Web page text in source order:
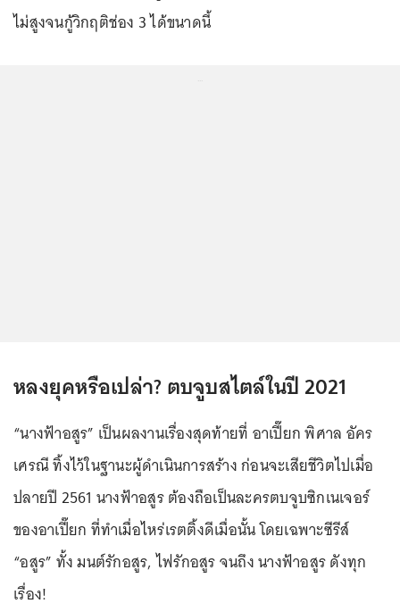
ไม่สูงจนกู้วิกฤติช่อง 3 ได้ขนาดนี้
หลงยุคหรือเปล่า? ตบจูบสไตล์ในปี 2021
“นางฟ้าอสูร” เป็นผลงานเรื่องสุดท้ายที่ อาเปี๊ยก พิศาล อัคร
เศรณี ทิ้งไว้ในฐานะผู้ดำเนินการสร้าง ก่อนจะเสียชีวิตไปเมื่อ
ปลายปี 2561 นางฟ้าอสูร ต้องถือเป็นละครตบจูบซิกเนเจอร์
ของอาเปี๊ยก ที่ทำเมื่อไหร่เรตติ้งดีเมื่อนั้น โดยเฉพาะซีรีส์
“อสูร” ทั้ง มนต์รักอสูร, ไฟรักอสูร จนถึง นางฟ้าอสูร ดังทุก
เรื่อง!